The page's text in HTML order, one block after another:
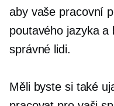
aby vaše pracovní
poutavého jazyka
správné lidi.
Měli byste si také